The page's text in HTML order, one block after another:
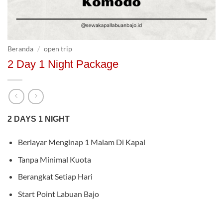
Beranda / open trip
2 Day 1 Night Package
2 DAYS 1 NIGHT
Berlayar Menginap 1 Malam Di Kapal
Tanpa Minimal Kuota
Berangkat Setiap Hari
Start Point Labuan Bajo